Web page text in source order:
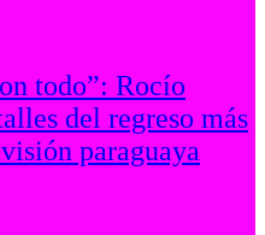
todo”: Rocío
del regreso más
paraguaya